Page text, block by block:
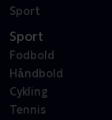
Sport
Sport
Fodbold
Håndbold
Cykling
Tennis